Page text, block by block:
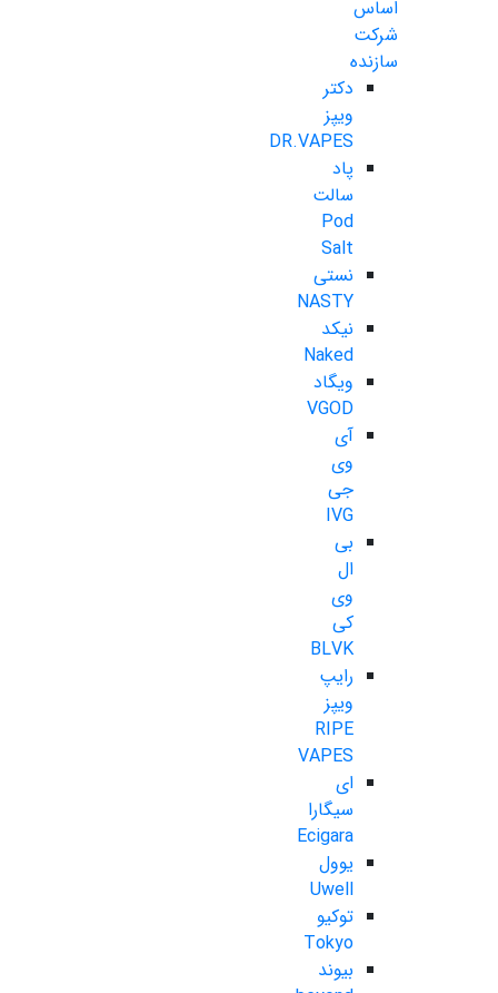
اساس
شرکت
سازنده
دکتر
ویپز
DR.VAPES
پاد
سالت
Pod
Salt
نستی
NASTY
نیکد
Naked
ویگاد
VGOD
آی
وی
جی
IVG
بی
ال
وی
کی
BLVK
رایپ
ویپز
RIPE
VAPES
ای
سیگارا
Ecigara
یوول
Uwell
توکیو
Tokyo
بیوند